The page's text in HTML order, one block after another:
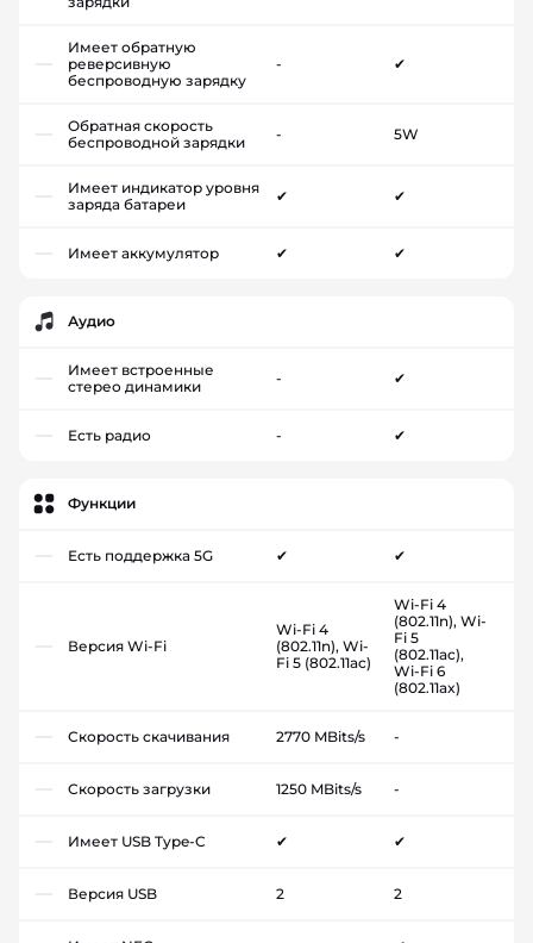
Имеет обратную
реверсивную
беспроводную зарядку
- ✔
Обратная скорость
беспроводной зарядки
- 5W
Имеет индикатор уровня
заряда батареи
✔ ✔
Имеет аккумулятор ✔ ✔
Аудио
Имеет встроенные
стерео динамики
- ✔
Есть радио - ✔
Функции
Есть поддержка 5G ✔ ✔
Версия Wi-Fi
Wi-Fi 4
(802.11n), Wi-
Fi 5 (802.11ac)
Wi-Fi 4
(802.11n), Wi-
Fi 5
(802.11ac),
Wi-Fi 6
(802.11ax)
Скорость скачивания 2770 MBits/s -
Скорость загрузки 1250 MBits/s -
Имеет USB Type-C ✔ ✔
Версия USB 2 2